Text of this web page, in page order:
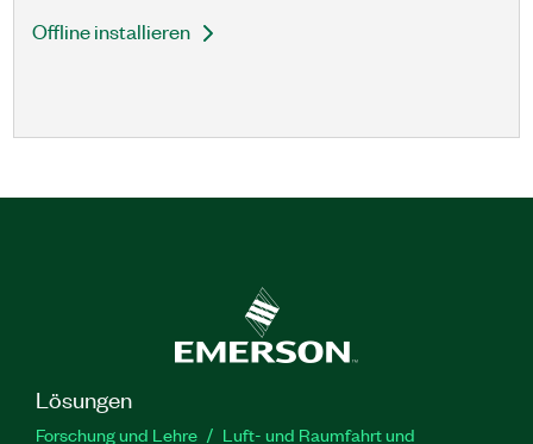
Offline installieren
Lösungen
Forschung und Lehre
Luft- und Raumfahrt und